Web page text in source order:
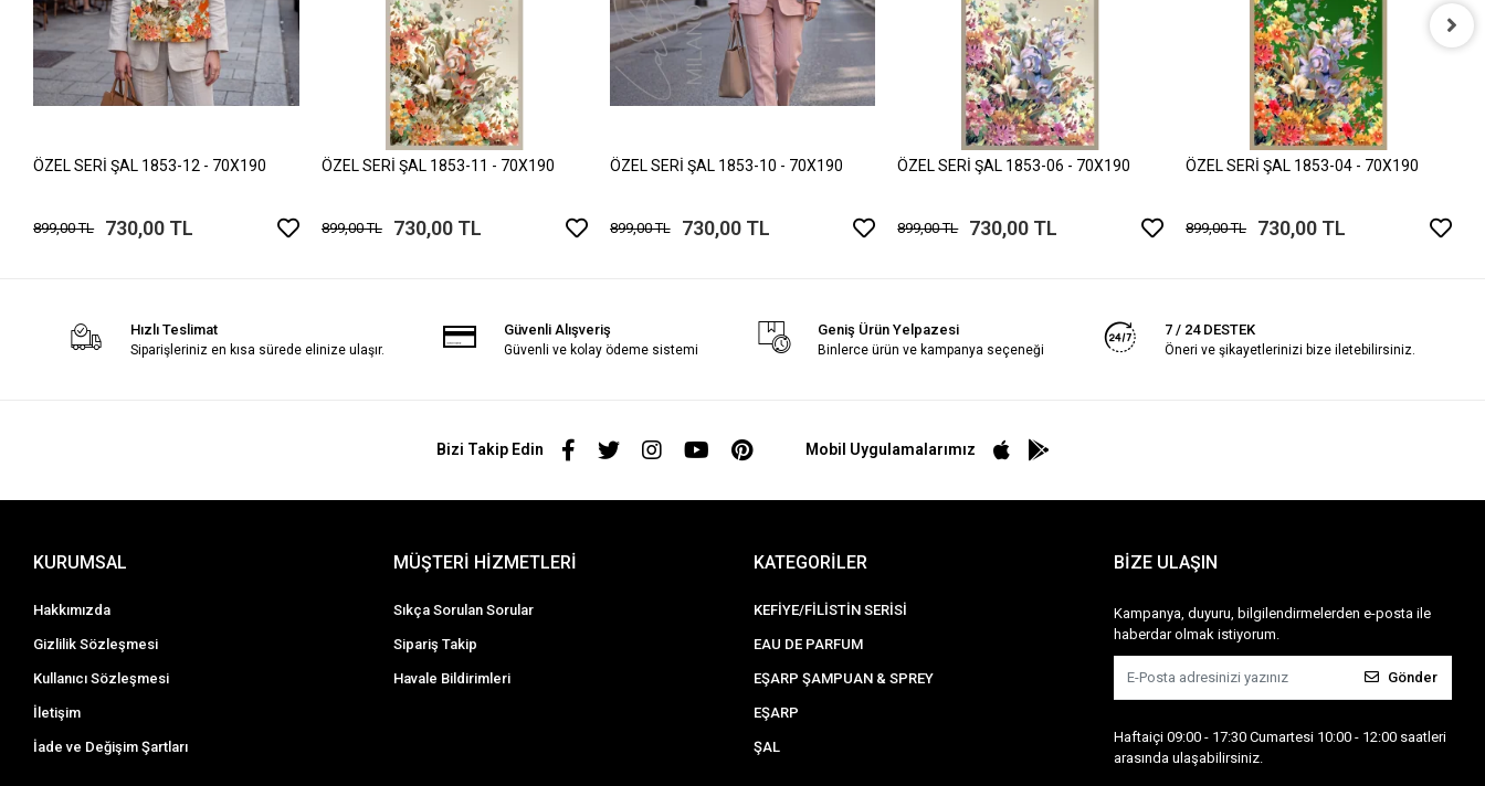
ÖZEL SERİ ŞAL 1853-12 - 70X190
899,00 TL 730,00 TL
ÖZEL SERİ ŞAL 1853-11 - 70X190
899,00 TL 730,00 TL
ÖZEL SERİ ŞAL 1853-10 - 70X190
899,00 TL 730,00 TL
ÖZEL SERİ ŞAL 1853-06 - 70X190
899,00 TL 730,00 TL
ÖZEL SERİ ŞAL 1853-04 - 70X190
899,00 TL 730,00 TL
Hızlı Teslimat
Siparişleriniz en kısa sürede elinize ulaşır.
Güvenli Alışveriş
Güvenli ve kolay ödeme sistemi
Geniş Ürün Yelpazesi
Binlerce ürün ve kampanya seçeneği
7 / 24 DESTEK
Öneri ve şikayetlerinizi bize iletebilirsiniz.
Bizi Takip Edin Mobil Uygulamalarımız
KURUMSAL
Hakkımızda
Gizlilik Sözleşmesi
Kullanıcı Sözleşmesi
İletişim
İade ve Değişim Şartları
MÜŞTERİ HİZMETLERİ
Sıkça Sorulan Sorular
Sipariş Takip
Havale Bildirimleri
KATEGORİLER
KEFİYE/FİLİSTİN SERİSİ
EAU DE PARFUM
EŞARP ŞAMPUAN & SPREY
EŞARP
ŞAL
BİZE ULAŞIN
Kampanya, duyuru, bilgilendirmelerden e-posta ile
haberdar olmak istiyorum.
Gönder
Haftaiçi 09:00 - 17:30 Cumartesi 10:00 - 12:00 saatleri
arasında ulaşabilirsiniz.